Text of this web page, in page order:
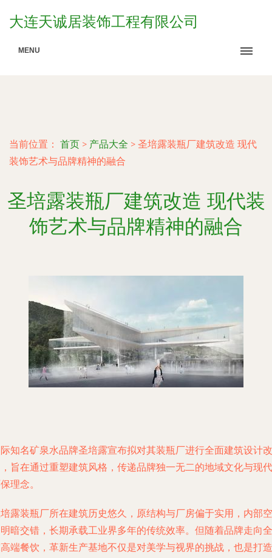
大连天诚居装饰工程有限公司
MENU
当前位置： 首页 > 产品大全 > 圣培露装瓶厂建筑改造 现代
装饰艺术与品牌精神的融合
圣培露装瓶厂建筑改造 现代装
饰艺术与品牌精神的融合
知名矿泉水品牌圣培露宣布拟对其装瓶厂进行全面建筑设计改
旨在通过重塑建筑风格，传递品牌独一无二的地域文化与现代
理念。
露装瓶厂所在建筑历史悠久，原结构与厂房偏于实用，内部空
暗交错，长期承载工业界多年的传统效率。但随着品牌走向全
端餐饮，革新生产基地不仅是对美学与视界的挑战，也是打造